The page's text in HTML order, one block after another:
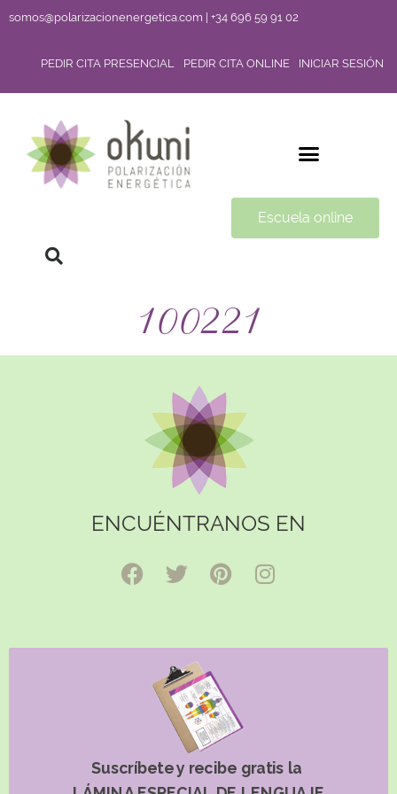
somos@polarizacionenergetica.com | +34 696 59 91 02
PEDIR CITA PRESENCIAL PEDIR CITA ONLINE INICIAR SESIÓN
Escuela online
100221
ENCUÉNTRANOS EN
Suscríbete y recibe gratis la